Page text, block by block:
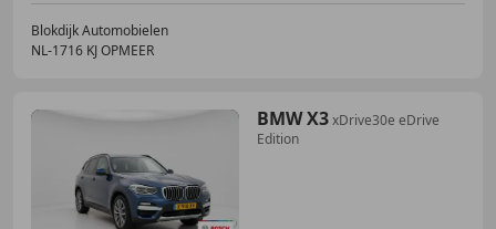
Blokdijk Automobielen
NL-1716 KJ OPMEER
BMW X3xDrive30e eDrive
Edition